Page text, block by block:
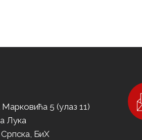
5 (улаз 11)
Лука
БиХ